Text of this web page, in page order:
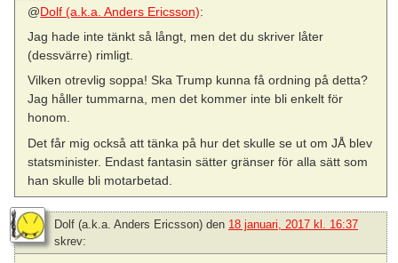
@Dolf (a.k.a. Anders Ericsson):
Jag hade inte tänkt så långt, men det du skriver låter
(dessvärre) rimligt.
Vilken otrevlig soppa! Ska Trump kunna få ordning på detta?
Jag håller tummarna, men det kommer inte bli enkelt för
honom.
Det får mig också att tänka på hur det skulle se ut om JÅ blev
statsminister. Endast fantasin sätter gränser för alla sätt som
han skulle bli motarbetad.
Dolf (a.k.a. Anders Ericsson) den 18 januari, 2017 kl. 16:37
skrev: